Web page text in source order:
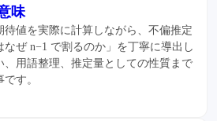
味
値を実際に計算しながら、不偏推定
ぜ n−1 で割るのか」を丁寧に導出し
、用語整理、推定量としての性質まで
す。